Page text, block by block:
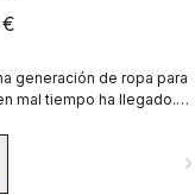
generación de ropa para
mal tiempo ha llegado.
más protectora y
hasta el momento.